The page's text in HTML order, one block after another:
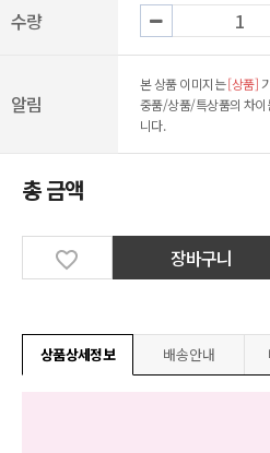
수량
알림
본 상품 이미지는[상품]
중품/상품/특상품의 차이
니다.
총 금액
장바구니
상품상세정보 배송안내